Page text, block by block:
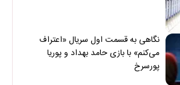
نگاهی به قسمت اول سریال «اعتراف
می‌کنم» با بازی حامد بهداد و پوریا
پورسرخ